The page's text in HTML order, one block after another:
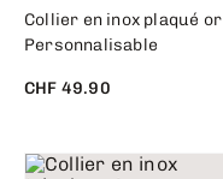
Collier en inox plaqué or
Personnalisable
CHF 49.90